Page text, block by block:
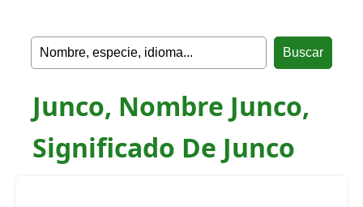
Junco, Nombre Junco,
Significado De Junco